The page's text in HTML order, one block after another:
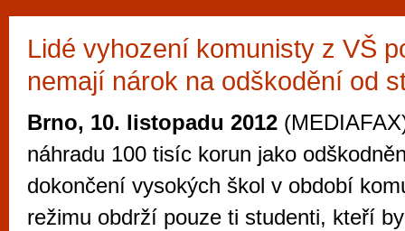
Lidé vyhození komunisty z VŠ
nemají nárok na odškodění od
Brno, 10. listopadu 2012
náhradu 100 tisíc korun jako
dokončení vysokých škol v období
režimu obdrží pouze ti studenti, kteří
Průvodce
Brně: Od
Brno je
zajímavé
restaurace,
Mimo jiné je ale také místem, kde si